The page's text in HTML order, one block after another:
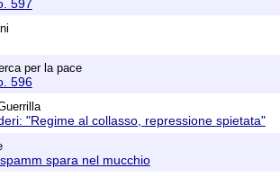
597
per la pace
596
"Regime al collasso, repressione spietata"
spara nel mucchio